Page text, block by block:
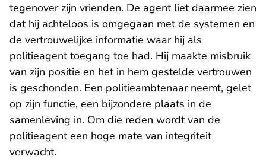
tegenover zijn vrienden. De agent liet daarmee zien
dat hij achteloos is omgegaan met de systemen en
de vertrouwelijke informatie waar hij als
politieagent toegang toe had. Hij maakte misbruik
van zijn positie en het in hem gestelde vertrouwen
is geschonden. Een politieambtenaar neemt, gelet
op zijn functie, een bijzondere plaats in de
samenleving in. Om die reden wordt van de
politieagent een hoge mate van integriteit
verwacht.